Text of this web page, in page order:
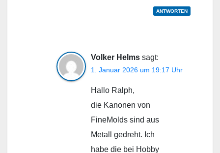
ANTWORTEN
Volker Helms sagt:
1. Januar 2026 um 19:17 Uhr
Hallo Ralph,
die Kanonen von
FineMolds sind aus
Metall gedreht. Ich
habe die bei Hobby